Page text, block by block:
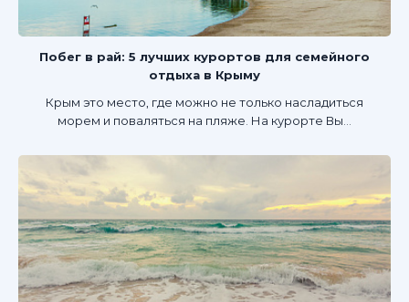
Побег в рай: 5 лучших курортов для семейного
отдыха в Крыму
Крым это место, где можно не только насладиться
морем и поваляться на пляже. На курорте Вы...